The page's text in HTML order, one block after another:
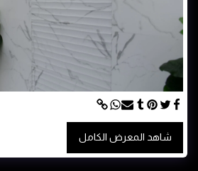
شاهد المعرض الكامل